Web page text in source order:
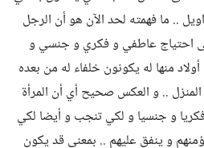
.. ما فهمته لحد الآن هو أن الرجل
احتياج عاطفي و فكري و جنسي و
منها له يكونون خلفاء له من بعده
.. و العكس صحيح أي أن المرأة
و جنسيا و لكي تنجب و أيضا لكي
و ينفق عليهم .. بمعنى قد يكون